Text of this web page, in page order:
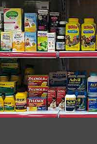
chứa gluten, không